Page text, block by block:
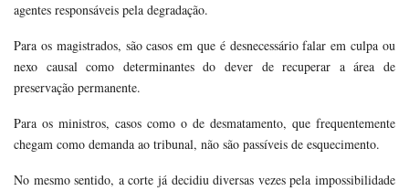
agentes responsáveis pela degradação.
Para os magistrados, são casos em que é desnecessário falar em culpa ou
nexo causal como determinantes do dever de recuperar a área de
preservação permanente.
Para os ministros, casos como o de desmatamento, que frequentemente
chegam como demanda ao tribunal, não são passíveis de esquecimento.
No mesmo sentido, a corte já decidiu diversas vezes pela impossibilidade